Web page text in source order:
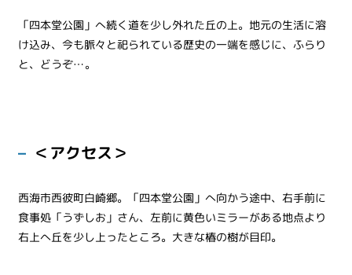
「四本堂公園」へ続く道を少し外れた丘の上。地元の生活に溶
け込み、今も脈々と祀られている歴史の一端を感じに、ふらり
と、どうぞ…。
＜アクセス＞
西海市西彼町白崎郷。「四本堂公園」へ向かう途中、右手前に
食事処「うずしお」さん、左前に黄色いミラーがある地点より
右上へ丘を少し上ったところ。大きな椿の樹が目印。